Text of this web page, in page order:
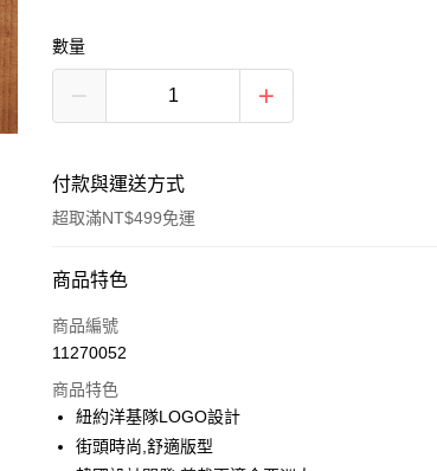
數量
付款與運送方式
超取滿NT$499免運
付款方式
信用卡一次付款
LINE Pay
Apple Pay
商品特色
商品編號
11270052
商品特色
紐約洋基隊LOGO設計
街頭時尚,舒適版型